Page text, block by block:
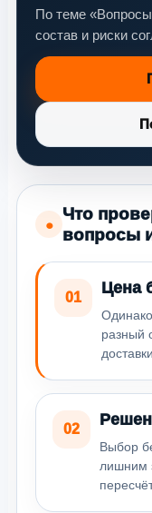
По теме
состав и риски
●
Что
вопросы
01
Цена
разный
02
Выбор
лишним